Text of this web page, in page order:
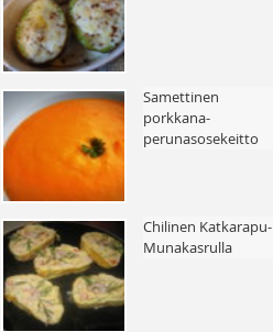
Samettinen
porkkana-
perunasosekeitto
Chilinen Katkarapu-
Munakasrulla